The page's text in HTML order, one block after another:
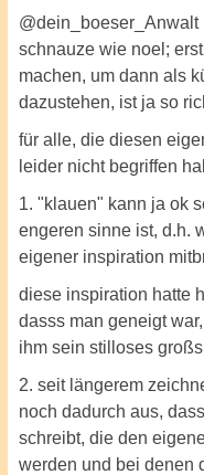
@dein_boeser_Anwalt
schnauze wie noel;
machen, um dann als
dazustehen, ist ja so
für alle, die diesen
leider nicht begriffen
1. "klauen" kann ja ok
engeren sinne ist, d.h.
eigener inspiration
diese inspiration hatte
dasss man geneigt war,
ihm sein stilloses
2. seit längerem
noch dadurch aus,
schreibt, die den
werden und bei denen